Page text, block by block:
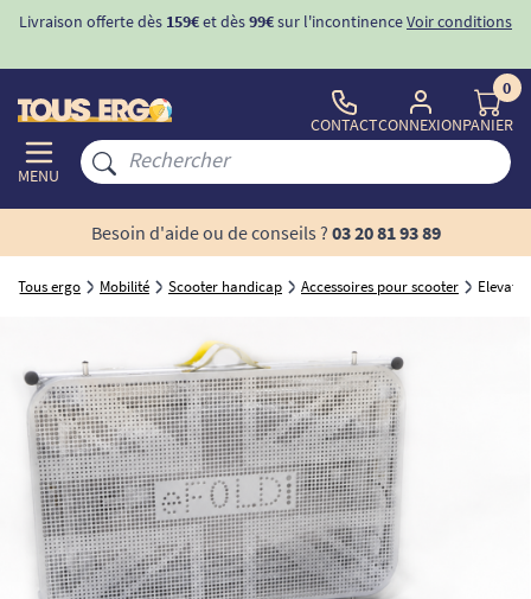
-10%avec le code "BIENVENUE" pourla 1ère commande
MENU
CONTACTCONNEXION
0
PANIER
Besoin d'aide ou de conseils ? 03 20 81 93 89
Tous ergo Mobilité Scooter handicap Accessoires pour scooter